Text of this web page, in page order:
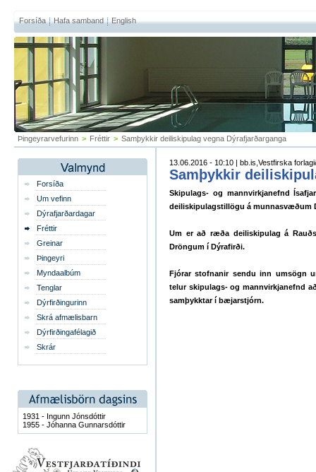
Forsíða Hafa samband English
Þingeyrarvefurinn > Fréttir > Samþykkir deiliskipulag vegna Dýrafjarðarganga
Forsíða
Um vefinn
Dýrafjarðardagar
Fréttir
Greinar
Þingeyri
Myndaalbúm
Tenglar
Dýrfirðingurinn
Skrá afmælisbarn
Dýrfirðingafélagið
Skrár
1931 - Ingunn Jónsdóttir
1955 - Jóhanna Gunnarsdóttir
13.06.2016 - 10:10 | bb.is,Vestfirska
Samþykkir
Skipulags- og mannvirkjanefnd
deiliskipulagstillögu á munnasvæðum
Um er að ræða deiliskipulag á
Dröngum í Dýrafirði.
Fjórar stofnanir sendu inn umsögn
telur skipulags- og mannvirkjanefnd
samþykktar í bæjarstjórn.